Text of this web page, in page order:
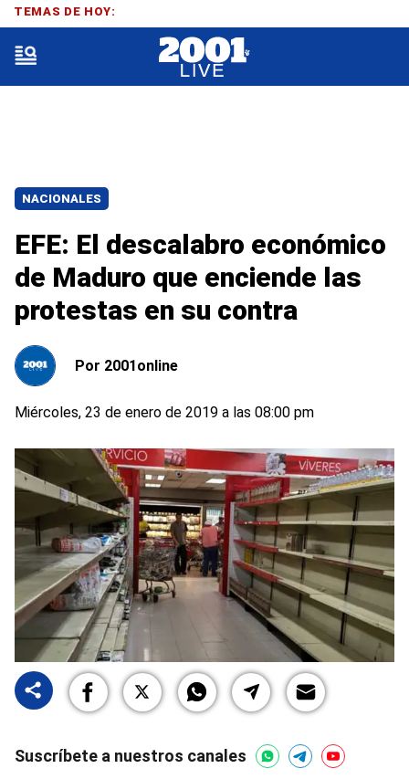
NACIONALES
EFE: El descalabro económico
de Maduro que enciende las
protestas en su contra
Por 2001online
Miércoles, 23 de enero de 2019 a las 08:00 pm
Suscríbete a nuestros canales
TEMAS DE HOY: